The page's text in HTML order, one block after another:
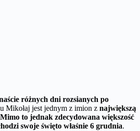
różnych dni rozsianych po
Mikołaj jest jednym z imion z największą
Mimo to jednak zdecydowana większość
swoje święto właśnie 6 grudnia.